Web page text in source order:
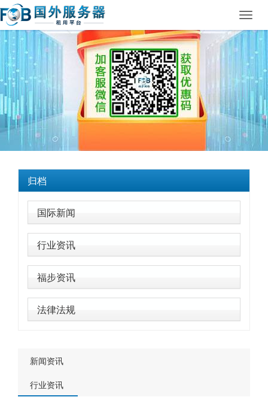
归档
国际新闻
行业资讯
福步资讯
法律法规
新闻资讯
行业资讯